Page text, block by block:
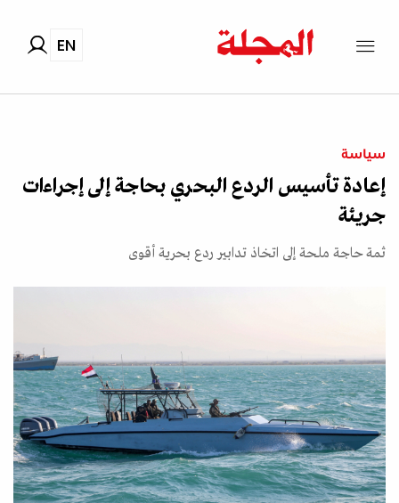
EN
سياسة
إعادة تأسيس الردع البحري بحاجة إلى إجراءات
جريئة
ثمة حاجة ملحة إلى اتخاذ تدابير ردع بحرية أقوى